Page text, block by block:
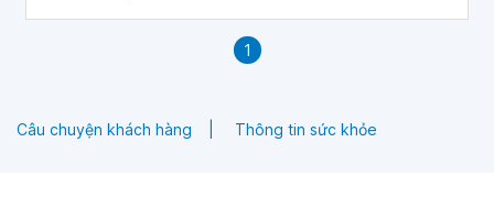
1
Câu chuyện khách hàng Thông tin sức khỏe